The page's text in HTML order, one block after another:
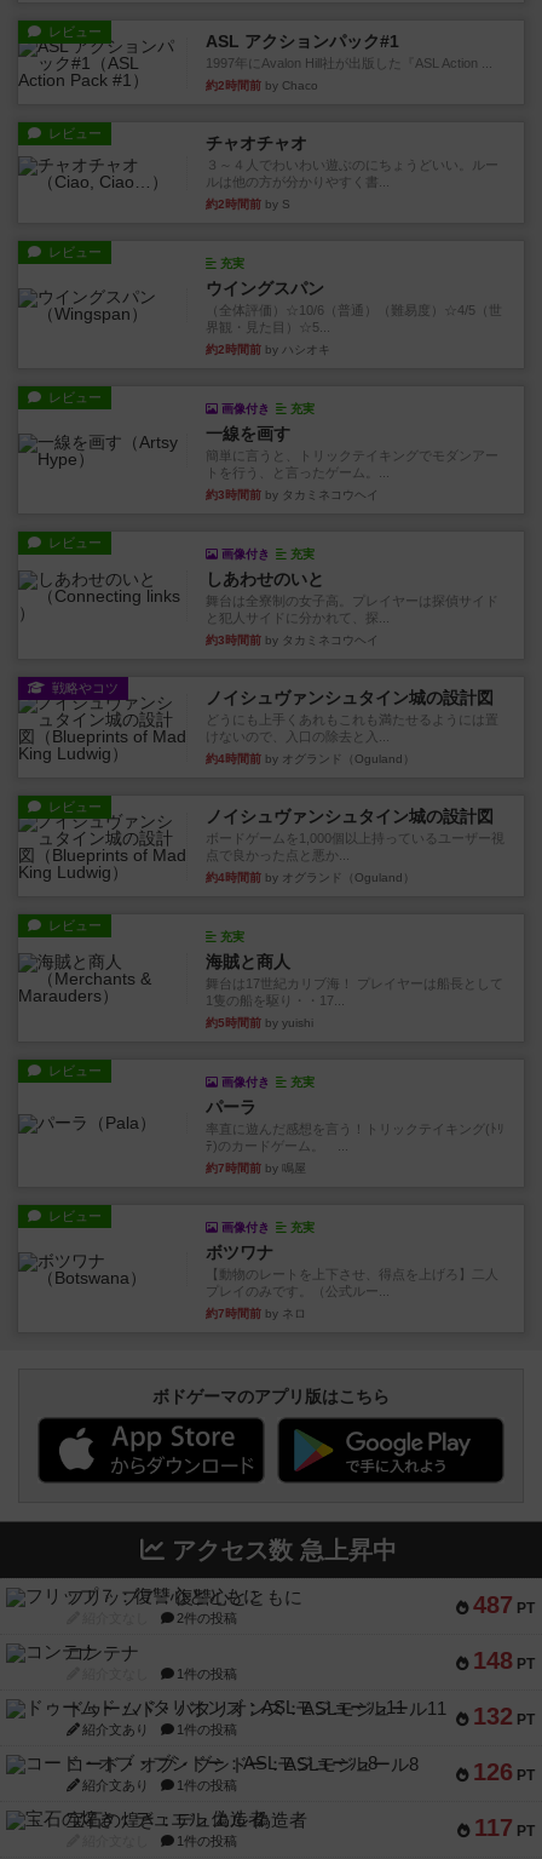
レビュー ASL アクションパック#1
1997年にAvalon Hill社が出版した『ASL Action ...
約2時間前 by Chaco
レビュー チャオチャオ
３～４人でわいわい遊ぶのにちょうどいい。ルー
ルは他の方が分かりやすく書...
約2時間前 by S
レビュー
充実
ウイングスパン
（全体評価）☆10/6（普通）（難易度）☆4/5（世
界観・見た目）☆5...
約2時間前 by ハシオキ
レビュー
画像付き 充実
一線を画す
簡単に言うと、トリックテイキングでモダンアー
トを行う、と言ったゲーム。...
約3時間前 by タカミネコウヘイ
レビュー
画像付き 充実
しあわせのいと
舞台は全寮制の女子高。プレイヤーは探偵サイド
と犯人サイドに分かれて、探...
約3時間前 by タカミネコウヘイ
戦略やコツ ノイシュヴァンシュタイン城の設計図
どうにも上手くあれもこれも満たせるようには置
けないので、入口の除去と入...
約4時間前 by オグランド（Oguland）
レビュー ノイシュヴァンシュタイン城の設計図
ボードゲームを1,000個以上持っているユーザー視
点で良かった点と悪か...
約4時間前 by オグランド（Oguland）
レビュー
充実
海賊と商人
舞台は17世紀カリブ海！ プレイヤーは船長として
1隻の船を駆り・・17...
約5時間前 by yuishi
レビュー
画像付き 充実
パーラ
率直に遊んだ感想を言う！トリックテイキング(ﾄﾘ
ﾃ)のカードゲーム。 ...
約7時間前 by 鳴屋
レビュー
画像付き 充実
ボツワナ
【動物のレートを上下させ、得点を上げろ】二人
プレイのみです。（公式ルー...
約7時間前 by ネロ
ボドゲーマのアプリ版はこちら
アクセス数 急上昇中
487 PT
フリップ７：復讐心とともに
2件の投稿
148 PT
コンテナ
1件の投稿
132 PT
ドゥームド・バタリオンズ：ASLモジュール11
紹介文あり 1件の投稿
126 PT
コード・オブ・ブシドー：ASLモジュール8
紹介文あり 1件の投稿
117 PT
宝石の煌き：デュエル 偽造者
1件の投稿